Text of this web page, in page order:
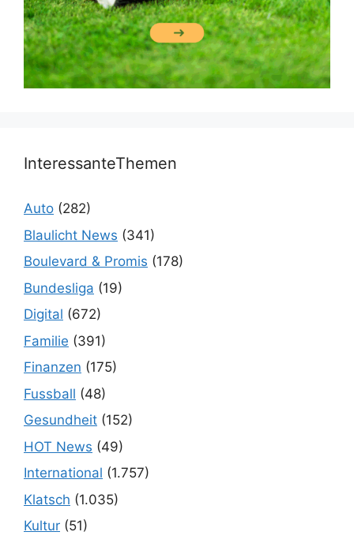
InteressanteThemen
Auto (282)
Blaulicht News (341)
Boulevard & Promis (178)
Bundesliga (19)
Digital (672)
Familie (391)
Finanzen (175)
Fussball (48)
Gesundheit (152)
HOT News (49)
International (1.757)
Klatsch (1.035)
Kultur (51)